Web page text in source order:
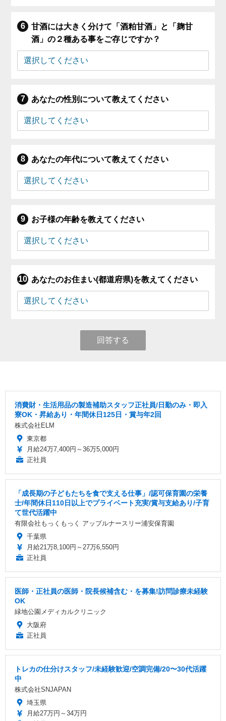
甘酒には大きく分けて「酒粕甘酒」と「麹甘
酒」の２種ある事をご存じですか？
あなたの性別について教えてください
あなたの年代について教えてください
お子様の年齢を教えてください
あなたのお住まい(都道府県)を教えてください
回答する
消費財・生活用品の製造補助スタッフ正社員/日勤のみ・即入
寮OK・昇給あり・年間休日125日・賞与年2回
株式会社ELM
東京都
月給24万7,400円～36万5,000円
正社員
「成長期の子どもたちを食で支える仕事」/認可保育園の栄養
士/年間休日110日以上でプライベート充実/賞与支給あり/子育
て世代活躍中
有限会社もっくもっく アップルナースリー浦安保育園
千葉県
月給21万8,100円～27万6,550円
正社員
医師・正社員の医師・院長候補含む・を募集!訪問診療未経験
OK
緑地公園メディカルクリニック
大阪府
正社員
トレカの仕分けスタッフ/未経験歓迎/空調完備/20〜30代活躍
中
株式会社SNJAPAN
埼玉県
月給27万円～34万円